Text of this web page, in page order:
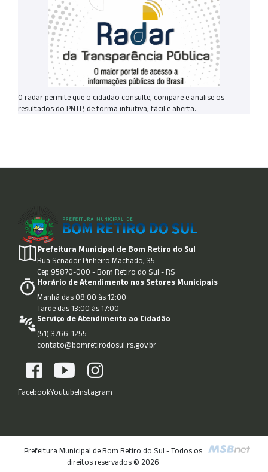
O radar permite que o cidadão consulte, compare e analise os
resultados do PNTP, de forma intuitiva, fácil e aberta.
Prefeitura Municipal de Bom Retiro do Sul
Rua Senador Pinheiro Machado, 35
Cep 95870-000 - Bom Retiro do Sul - RS
Horário de Atendimento nos Setores Municipais
Manhã das 08:00 às 12:00
Tarde das 13:00 às 17:00
Serviço de Atendimento ao Cidadão
(51) 3766-1255
contato@bomretirodosul.rs.gov.br
FacebookYoutubeInstagram
Prefeitura Municipal de Bom Retiro do Sul - Todos os
direitos reservados © 2026